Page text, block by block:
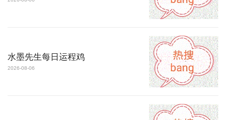
水墨先生每日运程鸡
2026-08-06